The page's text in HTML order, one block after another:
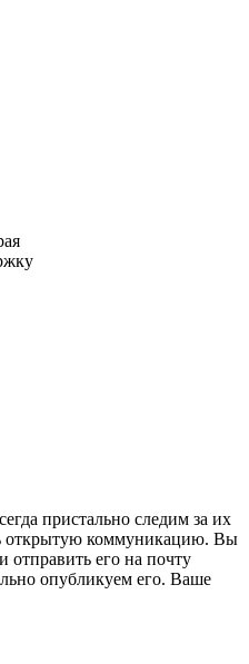
пристально следим за их
открытую коммуникацию. Вы
отправить его на почту
опубликуем его. Ваше